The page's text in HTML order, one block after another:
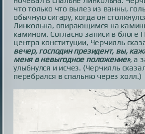
что только что вылез из ванны,
обычную сигару, когда он
Линкольна, опирающимся на
камином. Согласно записи в блоге
центра конституции, Черчилль
вечер, господин президент, вы,
меня в невыгодное положение», а
улыбнулся и исчез. (Черчилль
перебрался в спальню через холл.)